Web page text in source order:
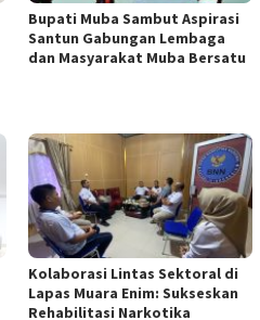
Bupati Muba Sambut Aspirasi
Santun Gabungan Lembaga
dan Masyarakat Muba Bersatu
Kolaborasi Lintas Sektoral di
Lapas Muara Enim: Sukseskan
Rehabilitasi Narkotika